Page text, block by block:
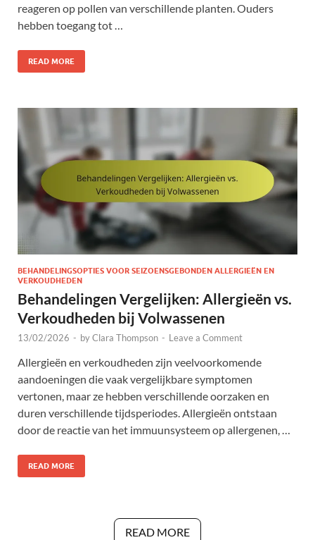
reageren op pollen van verschillende planten. Ouders
hebben toegang tot …
READ MORE
BEHANDELINGSOPTIES VOOR SEIZOENSGEBONDEN ALLERGIEËN EN
VERKOUDHEDEN
Behandelingen Vergelijken: Allergieën vs.
Verkoudheden bij Volwassenen
13/02/2026 - byClara Thompson - Leave a Comment
Allergieën en verkoudheden zijn veelvoorkomende
aandoeningen die vaak vergelijkbare symptomen
vertonen, maar ze hebben verschillende oorzaken en
duren verschillende tijdsperiodes. Allergieën ontstaan
door de reactie van het immuunsysteem op allergenen, …
READ MORE
READ MORE